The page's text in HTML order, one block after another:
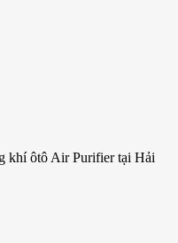
khí ôtô Air Purifier tại Hải